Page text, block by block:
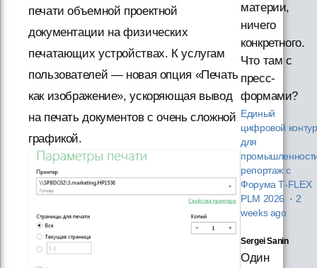
печати объемной проектной
документации на физических
печатающих устройствах. К услугам
пользователей — новая опция «Печать
как изображение», ускоряющая вывод
на печать документов с очень сложной
графикой.
материи,
ничего
конкретного.
Что там с
пресс-
формами?
Единый
цифровой контур
для
репортаж с
Форума T‑FLEX
PLM 2026 · 2
weeks ago
Sergei Sanin
Один